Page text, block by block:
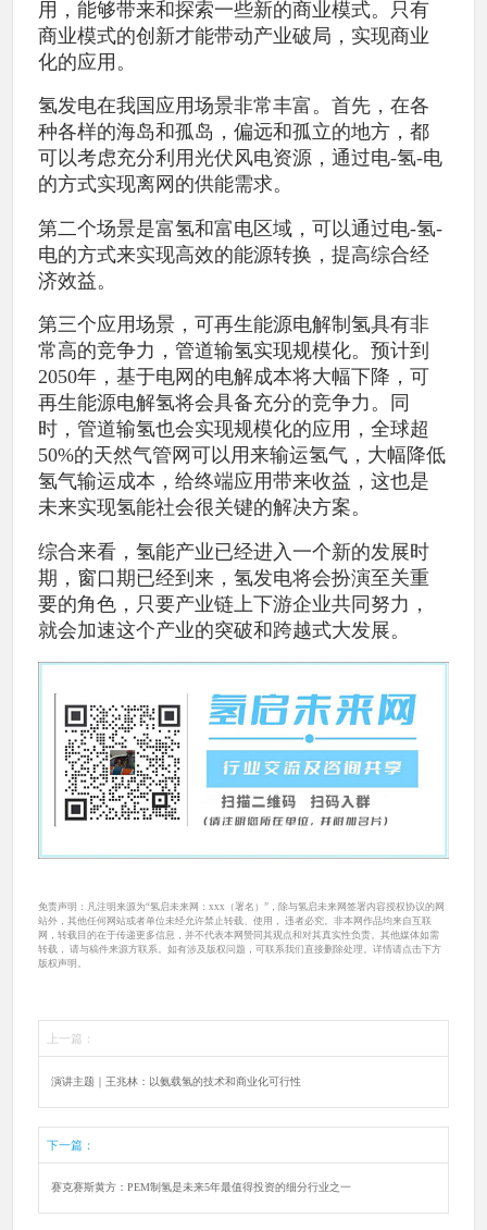
用，能够带来和探索一些新的商业模式。只有
商业模式的创新才能带动产业破局，实现商业
化的应用。
氢发电在我国应用场景非常丰富。首先，在各
种各样的海岛和孤岛，偏远和孤立的地方，都
可以考虑充分利用光伏风电资源，通过电-氢-电
的方式实现离网的供能需求。
第二个场景是富氢和富电区域，可以通过电-氢-
电的方式来实现高效的能源转换，提高综合经
济效益。
第三个应用场景，可再生能源电解制氢具有非
常高的竞争力，管道输氢实现规模化。预计到
2050年，基于电网的电解成本将大幅下降，可
再生能源电解氢将会具备充分的竞争力。同
时，管道输氢也会实现规模化的应用，全球超
50%的天然气管网可以用来输运氢气，大幅降低
氢气输运成本，给终端应用带来收益，这也是
未来实现氢能社会很关键的解决方案。
综合来看，氢能产业已经进入一个新的发展时
期，窗口期已经到来，氢发电将会扮演至关重
要的角色，只要产业链上下游企业共同努力，
就会加速这个产业的突破和跨越式大发展。
免责声明：凡注明来源为“氢启未来网：xxx（署名）”，除与氢启未来网签署内容授权协议的网
站外，其他任何网站或者单位未经允许禁止转载、使用， 违者必究。非本网作品均来自互联
网，转载目的在于传递更多信息，并不代表本网赞同其观点和对其真实性负责。其他媒体如需
转载， 请与稿件来源方联系。如有涉及版权问题，可联系我们直接删除处理。详情请点击下方
版权声明。
上一篇：
演讲主题｜王兆林：以氨载氢的技术和商业化可行性
下一篇：
赛克赛斯黄方：PEM制氢是未来5年最值得投资的细分行业之一